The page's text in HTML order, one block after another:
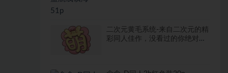
二次元黄毛系统-来自二次元的精
彩同人佳作，没看过的你绝对不